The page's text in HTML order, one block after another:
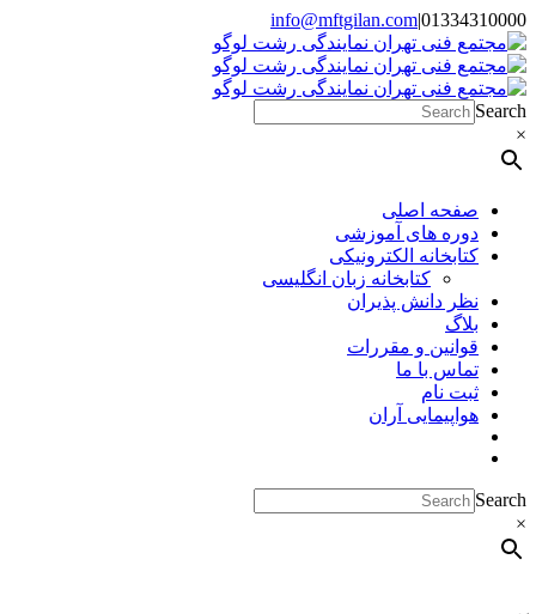
Skip
to
content
01334310000
|
info@mftgilan.com
Instagram
LinkedIn
Search
×
صفحه اصلی
دوره های آموزشی
کتابخانه الکترونیکی
کتابخانه زبان انگلیسی
نظر دانش پذیران
بلاگ
قوانین و مقررات
تماس با ما
ثبت نام
هواپیمایی آران
Search
×